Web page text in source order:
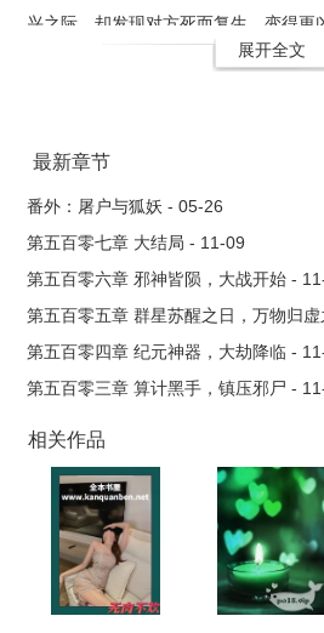
兴之际，却发现对方死而复生，变得更
展开全文
最新章节
番外：屠户与狐妖 - 05-26
第五百零七章 大结局 - 11-09
第五百零六章 邪神皆陨，大战开始 -
第五百零五章 群星苏醒之日，万物归
第五百零四章 纪元神器，大劫降临 -
第五百零三章 算计黑手，镇压邪尸 -
相关作品